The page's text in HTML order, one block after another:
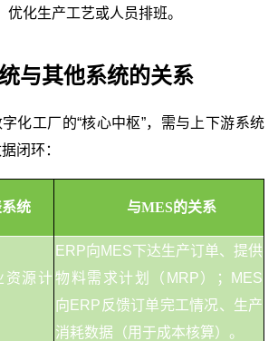
优化生产工艺或人员排班。
与其他系统的关系
化工厂的“核心中枢”，需与上下游系统
闭环：
统 与MES的关系
资源计
ERP向MES下达生产订单、提供
物料需求计划（MRP）；MES
向ERP反馈订单完工情况、生产
消耗数据（用于成本核算）。